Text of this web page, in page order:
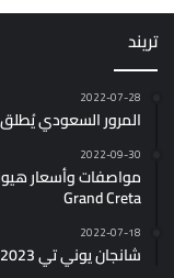
تريند
2022-07-28
المرور السعودي
2022-09-30
Grand Creta
2022-07-18
شانجان يوني تي 2023 الجديدة كلياً | Changan UNI-T 2023